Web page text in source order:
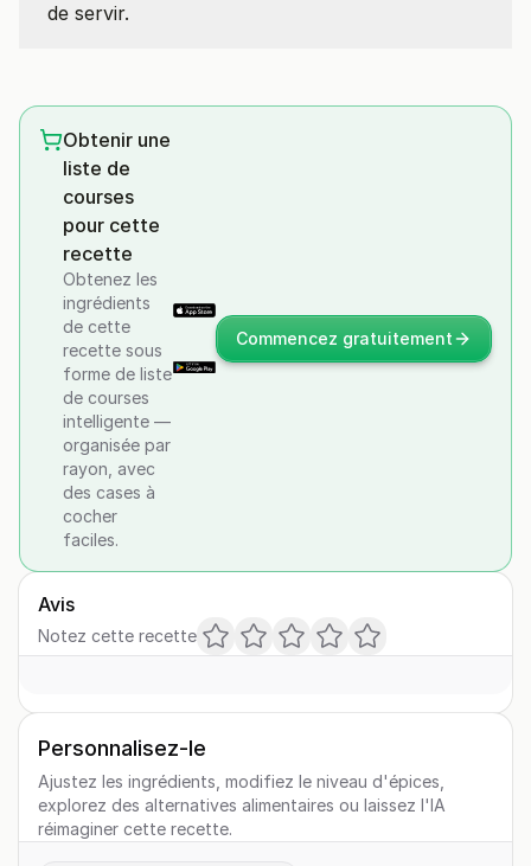
de servir.
Obtenir une
liste de
courses
pour cette
recette
Obtenez les
ingrédients
de cette
recette sous
forme de liste
de courses
intelligente —
organisée par
rayon, avec
des cases à
cocher
faciles.
Commencez gratuitement
Avis
Notez cette recette
Personnalisez-le
Ajustez les ingrédients, modifiez le niveau d'épices,
explorez des alternatives alimentaires ou laissez l'IA
réimaginer cette recette.